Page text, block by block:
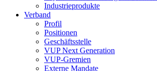
Industrieprodukte
Verband
Profil
Positionen
Geschäftsstelle
VUP Next Generation
VUP-Gremien
Externe Mandate